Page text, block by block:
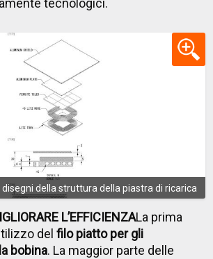
della struttura della piastra di ricarica
L’EFFICIENZALa prima
delfilo piatto per gli
bobina. La maggior parte delle